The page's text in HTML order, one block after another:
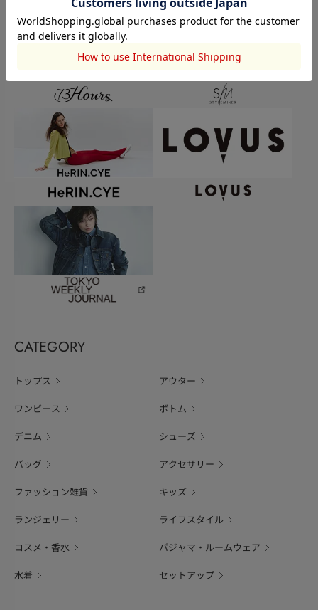
CATEGORY
トップス アウター
ワンピース ボトム
デニム シューズ
バッグ アクセサリー
ファッション雑貨 キッズ
ランジェリー ライフスタイル
コスメ・香水 パジャマ・ルームウェア
水着 セットアップ